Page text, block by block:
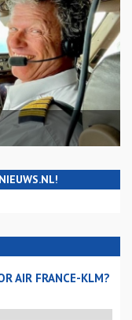
AIR FRANCE-KLM?